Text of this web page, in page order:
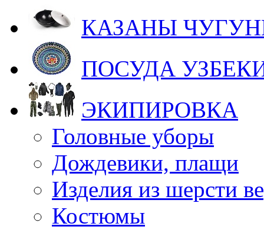
КАЗАНЫ
ПОСУДА
ЭКИПИРОВКА
Головные уборы
Дождевики, плащи
Изделия из шерсти
Костюмы